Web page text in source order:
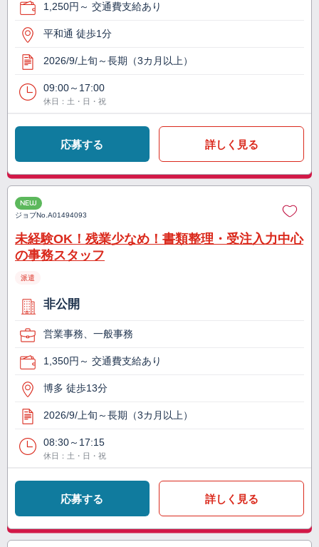
1,250円～ 交通費支給あり
平和通 徒歩1分
2026/9/上旬～長期（3カ月以上）
09:00～17:00
休日：土・日・祝
応募する 詳しく見る
NEW
ジョブNo.A01494093
未経験OK！残業少なめ！書類整理・受注入力中心
の事務スタッフ
派遣
非公開
営業事務、一般事務
1,350円～ 交通費支給あり
博多 徒歩13分
2026/9/上旬～長期（3カ月以上）
08:30～17:15
休日：土・日・祝
応募する 詳しく見る